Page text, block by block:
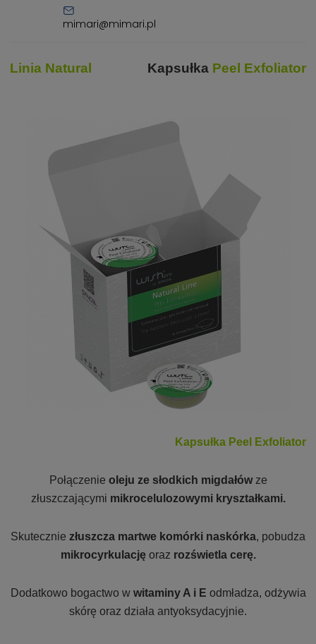
mimari@mimari.pl
Linia Natural Kapsułka Peel Exfoliator
Kapsułka Peel Exfoliator
Połączenie oleju ze słodkich migdałówze
złuszczającymi mikrocelulozowymi kryształkami.
Skutecznie złuszcza martwe komórki naskórka, pobudza
mikrocyrkulację oraz rozświetla cerę.
Dodatkowo bogactwo w witaminy A i E odmładza, odżywia
skórę oraz działa antyoksydacyjnie.